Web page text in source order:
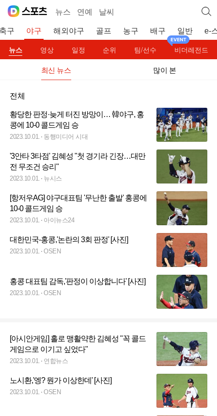
뉴스 연예 날씨
구 야구 해외야구 골프 농구 배구 일반 e-
뉴스 영상 일정 순위 팀/선수 비더레전드
최신 뉴스 많이 본
전체
황당한 판정·늦게 터진 방망이… 韓야구, 홍
콩에 10-0 콜드게임 승
2023.10.01. 동행미디어 시대
'3안타 3타점' 김혜성 "첫 경기라 긴장…대만
전 무조건 승리"
2023.10.01. 뉴시스
[항저우AG] 야구대표팀 '무난한 출발' 홍콩에
10-0 콜드게임 승
2023.10.01. 아이뉴스24
대한민국-홍콩,'논란의 3회 판정' [사진]
2023.10.01. OSEN
홍콩 대표팀 감독,'판정이 이상합니다' [사진]
2023.10.01. OSEN
[아시안게임] 홀로 맹활약한 김혜성 "꼭 콜드
게임으로 이기고 싶었다"
2023.10.01. 연합뉴스
노시환,'엥? 뭔가 이상한데' [사진]
2023.10.01. OSEN